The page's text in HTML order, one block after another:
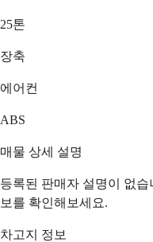
25톤
장축
에어컨
ABS
매물 상세 설명
등록된 판매자 설명이 없
보를 확인해보세요.
차고지 정보